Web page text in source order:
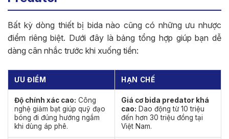
Bất kỳ dòng thiết bị bida nào cũng có những ưu nhược
điểm riêng biệt. Dưới đây là bảng tổng hợp giúp bạn dễ
dàng cân nhắc trước khi xuống tiền:
ƯU ĐIỂM HẠN CHẾ
Độ chính xác cao: Công
nghệ giảm bạt giúp quỹ đạo
bóng đi đúng hướng ngắm
khi dùng áp phê.
Giá cơ bida predator khá
cao: Dao động từ 10 triệu
đến hơn 30 triệu đồng tại
Việt Nam.